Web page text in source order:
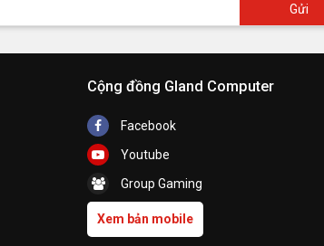
Gửi
Cộng đồng Gland Computer
Facebook
Youtube
Group Gaming
Xem bản mobile